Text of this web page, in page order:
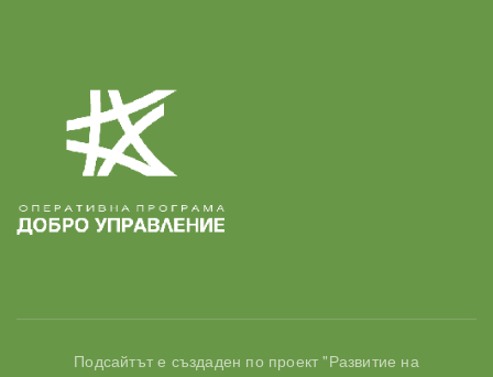
Подсайтът е създаден по проект "Развитие на